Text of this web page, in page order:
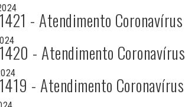
- Atendimento Coronavírus
- Atendimento Coronavírus
- Atendimento Coronavírus